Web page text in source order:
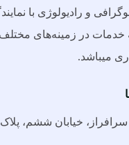
و رادیولوژی با
خدمات در زمینه‌های
میباشد.
خیابان ششم، پلاک